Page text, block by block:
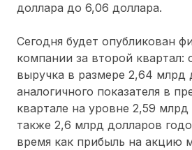
доллара до 6,06 доллара.
Сегодня будет опубликован
компании за второй квартал:
выручка в размере 2,64
аналогичного показателя в
квартале на уровне 2,59
также 2,6 млрд долларов
время как прибыль на акцию